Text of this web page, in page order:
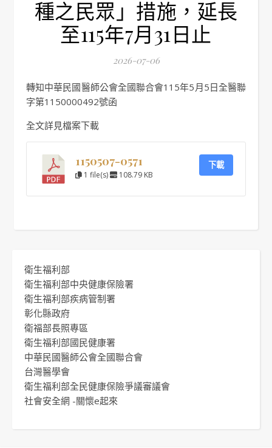
種之民眾」措施，延長
至115年7月31日止
2026-07-06
轉知中華民國醫師公會全國聯合會115年5月5日全醫聯
字第1150000492號函
全文詳見檔案下載
1150507-0571
1 file(s) 108.79 KB
下載
衛生福利部
衛生福利部中央健康保險署
衛生福利部疾病管制署
彰化縣政府
衛福部長照專區
衛生福利部國民健康署
中華民國醫師公會全國聯合會
台灣醫學會
衛生福利部全民健康保險爭議審議會
社會安全網 -關懷e起來